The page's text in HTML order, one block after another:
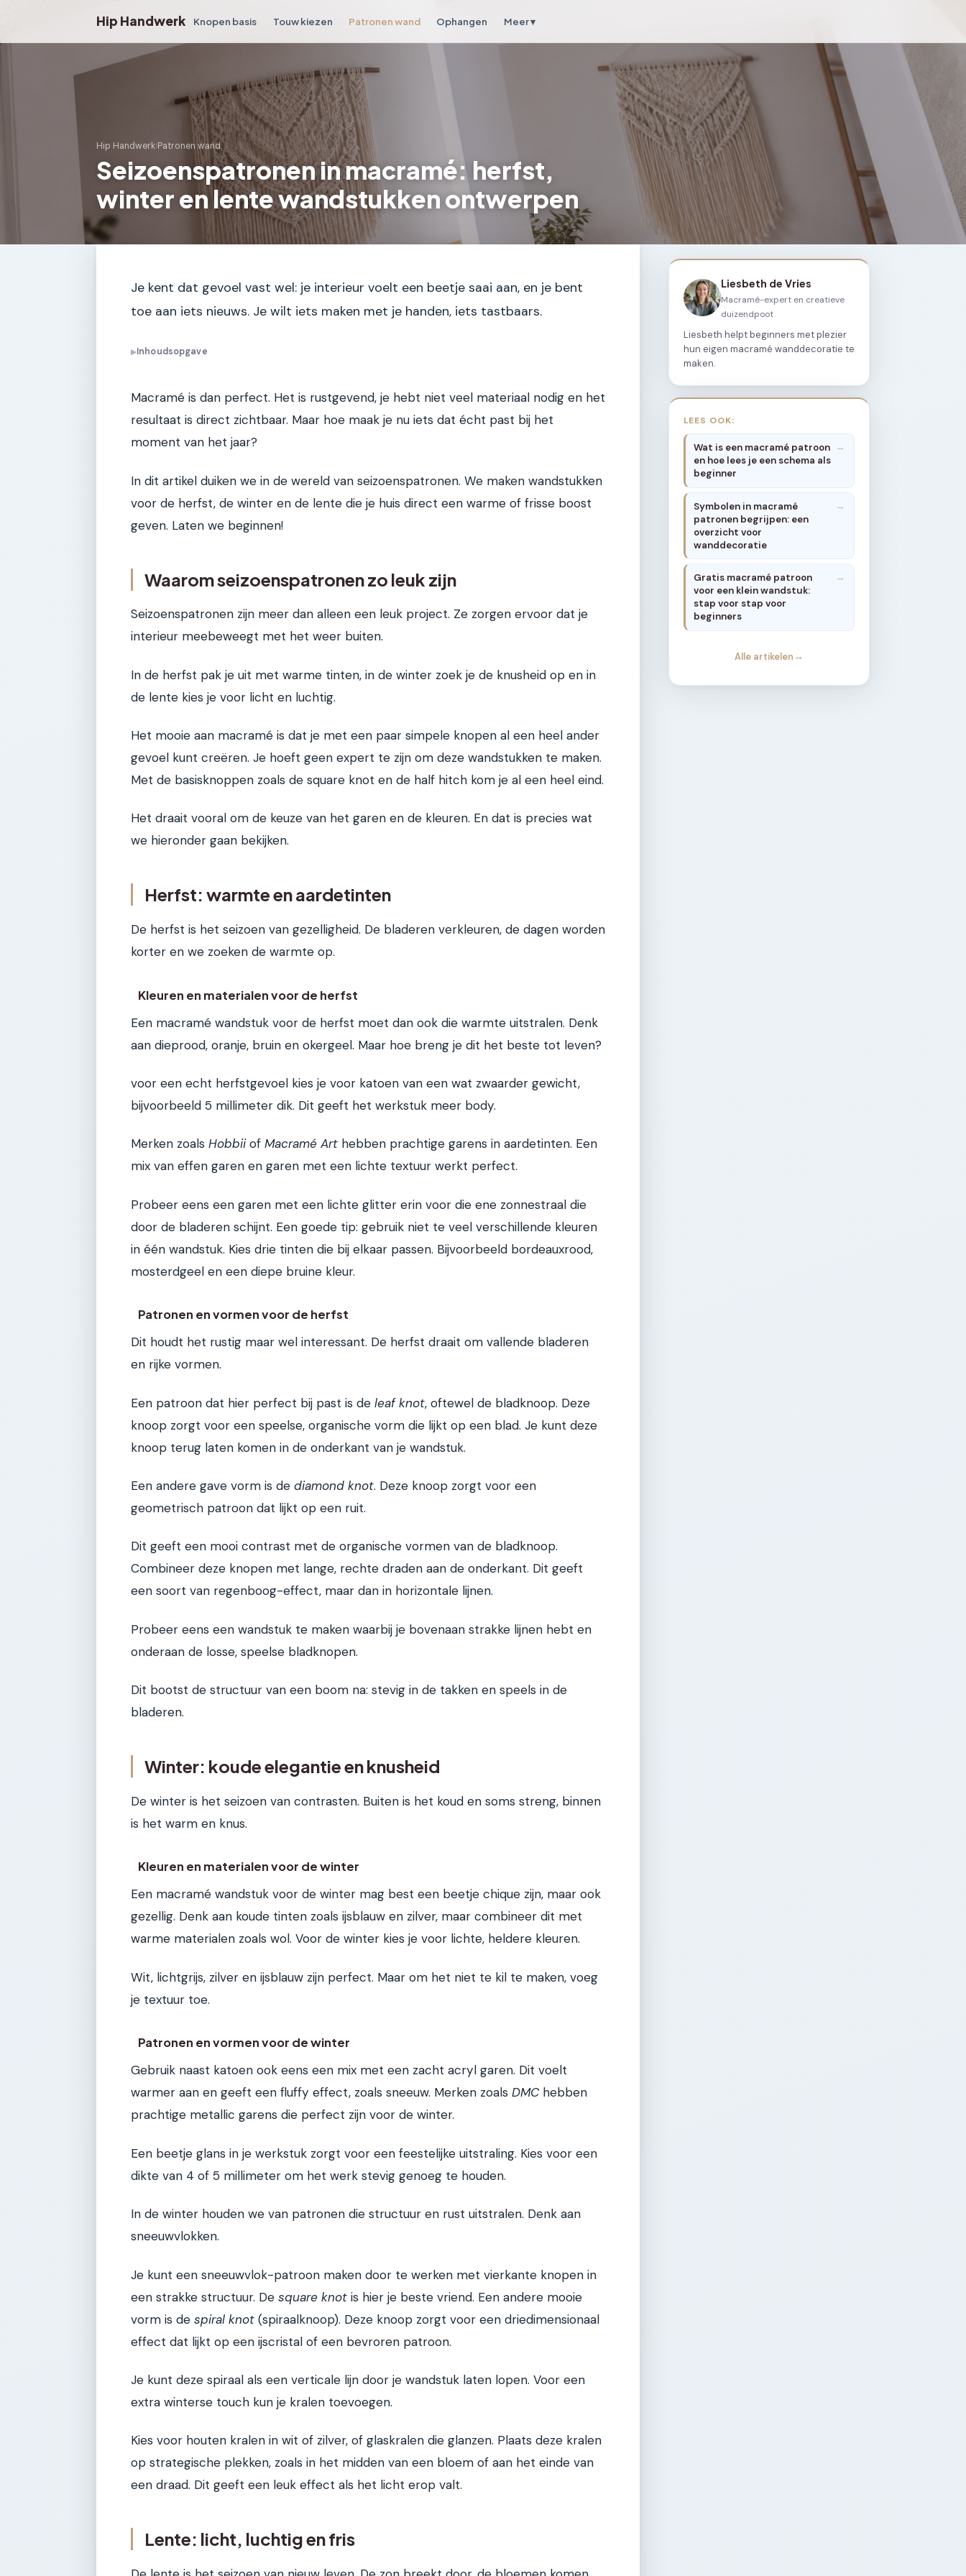
Hip Handwerk Knopen basis Touw kiezen Patronen wand Ophangen Meer ▾
Hip Handwerk›Patronen wand
Seizoenspatronen in macramé: herfst,
winter en lente wandstukken ontwerpen
Je kent dat gevoel vast wel: je interieur voelt een beetje saai aan, en je bent
toe aan iets nieuws. Je wilt iets maken met je handen, iets tastbaars.
▶Inhoudsopgave
Macramé is dan perfect. Het is rustgevend, je hebt niet veel materiaal nodig en het
resultaat is direct zichtbaar. Maar hoe maak je nu iets dat écht past bij het
moment van het jaar?
In dit artikel duiken we in de wereld van seizoenspatronen. We maken wandstukken
voor de herfst, de winter en de lente die je huis direct een warme of frisse boost
geven. Laten we beginnen!
Waarom seizoenspatronen zo leuk zijn
Seizoenspatronen zijn meer dan alleen een leuk project. Ze zorgen ervoor dat je
interieur meebeweegt met het weer buiten.
In de herfst pak je uit met warme tinten, in de winter zoek je de knusheid op en in
de lente kies je voor licht en luchtig.
Het mooie aan macramé is dat je met een paar simpele knopen al een heel ander
gevoel kunt creëren. Je hoeft geen expert te zijn om deze wandstukken te maken.
Met de basisknoppen zoals de square knot en de half hitch kom je al een heel eind.
Het draait vooral om de keuze van het garen en de kleuren. En dat is precies wat
we hieronder gaan bekijken.
Herfst: warmte en aardetinten
De herfst is het seizoen van gezelligheid. De bladeren verkleuren, de dagen worden
korter en we zoeken de warmte op.
Kleuren en materialen voor de herfst
Een macramé wandstuk voor de herfst moet dan ook die warmte uitstralen. Denk
aan dieprood, oranje, bruin en okergeel. Maar hoe breng je dit het beste tot leven?
voor een echt herfstgevoel kies je voor katoen van een wat zwaarder gewicht,
bijvoorbeeld 5 millimeter dik. Dit geeft het werkstuk meer body.
Merken zoals Hobbiiof Macramé Art hebben prachtige garens in aardetinten. Een
mix van effen garen en garen met een lichte textuur werkt perfect.
Probeer eens een garen met een lichte glitter erin voor die ene zonnestraal die
door de bladeren schijnt. Een goede tip: gebruik niet te veel verschillende kleuren
in één wandstuk. Kies drie tinten die bij elkaar passen. Bijvoorbeeld bordeauxrood,
mosterdgeel en een diepe bruine kleur.
Patronen en vormen voor de herfst
Dit houdt het rustig maar wel interessant. De herfst draait om vallende bladeren
en rijke vormen.
Een patroon dat hier perfect bij past is de leaf knot, oftewel de bladknoop. Deze
knoop zorgt voor een speelse, organische vorm die lijkt op een blad. Je kunt deze
knoop terug laten komen in de onderkant van je wandstuk.
Een andere gave vorm is de diamond knot. Deze knoop zorgt voor een
geometrisch patroon dat lijkt op een ruit.
Dit geeft een mooi contrast met de organische vormen van de bladknoop.
Combineer deze knopen met lange, rechte draden aan de onderkant. Dit geeft
een soort van regenboog-effect, maar dan in horizontale lijnen.
Probeer eens een wandstuk te maken waarbij je bovenaan strakke lijnen hebt en
onderaan de losse, speelse bladknopen.
Dit bootst de structuur van een boom na: stevig in de takken en speels in de
bladeren.
Winter: koude elegantie en knusheid
De winter is het seizoen van contrasten. Buiten is het koud en soms streng, binnen
is het warm en knus.
Kleuren en materialen voor de winter
Een macramé wandstuk voor de winter mag best een beetje chique zijn, maar ook
gezellig. Denk aan koude tinten zoals ijsblauw en zilver, maar combineer dit met
warme materialen zoals wol. Voor de winter kies je voor lichte, heldere kleuren.
Wit, lichtgrijs, zilver en ijsblauw zijn perfect. Maar om het niet te kil te maken, voeg
je textuur toe.
Patronen en vormen voor de winter
Gebruik naast katoen ook eens een mix met een zacht acryl garen. Dit voelt
warmer aan en geeft een fluffy effect, zoals sneeuw. Merken zoals DMChebben
prachtige metallic garens die perfect zijn voor de winter.
Een beetje glans in je werkstuk zorgt voor een feestelijke uitstraling. Kies voor een
dikte van 4 of 5 millimeter om het werk stevig genoeg te houden.
In de winter houden we van patronen die structuur en rust uitstralen. Denk aan
sneeuwvlokken.
Je kunt een sneeuwvlok-patroon maken door te werken met vierkante knopen in
een strakke structuur. De square knot is hier je beste vriend. Een andere mooie
vorm is de spiral knot (spiraalknoop). Deze knoop zorgt voor een driedimensionaal
effect dat lijkt op een ijscristal of een bevroren patroon.
Je kunt deze spiraal als een verticale lijn door je wandstuk laten lopen. Voor een
extra winterse touch kun je kralen toevoegen.
Kies voor houten kralen in wit of zilver, of glaskralen die glanzen. Plaats deze kralen
op strategische plekken, zoals in het midden van een bloem of aan het einde van
een draad. Dit geeft een leuk effect als het licht erop valt.
Lente: licht, luchtig en fris
Liesbeth de Vries
Macramé-expert en creatieve
duizendpoot
Liesbeth helpt beginners met plezier
hun eigen macramé wanddecoratie te
maken.
LEES OOK:
Wat is een macramé patroon
en hoe lees je een schema als
beginner
Symbolen in macramé
patronen begrijpen: een
overzicht voor
wanddecoratie
Gratis macramé patroon
voor een klein wandstuk:
stap voor stap voor
beginners
Alle artikelen